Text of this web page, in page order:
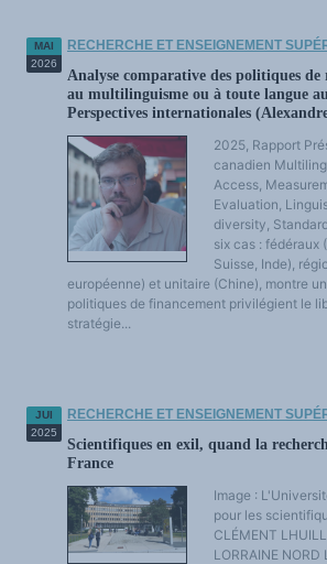
MAI
2026
RECHERCHE ET ENSEIGNEMENT
Analyse comparative des politiques de
au multilinguisme ou à toute langue
Perspectives internationales
2025, Rapport
canadien
Access,
Evaluation,
diversity,
six cas : fédéraux
Suisse, Inde),
européenne) et unitaire (Chine), montre
politiques de financement privilégient le
stratégie...
JUI
2025
RECHERCHE ET ENSEIGNEMENT
Scientifiques en exil, quand la
France
Image :
pour les
CLÉMENT
LORRAINE